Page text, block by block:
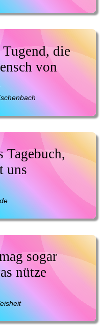
die
von
Tagebuch,
uns
sogar
nütze